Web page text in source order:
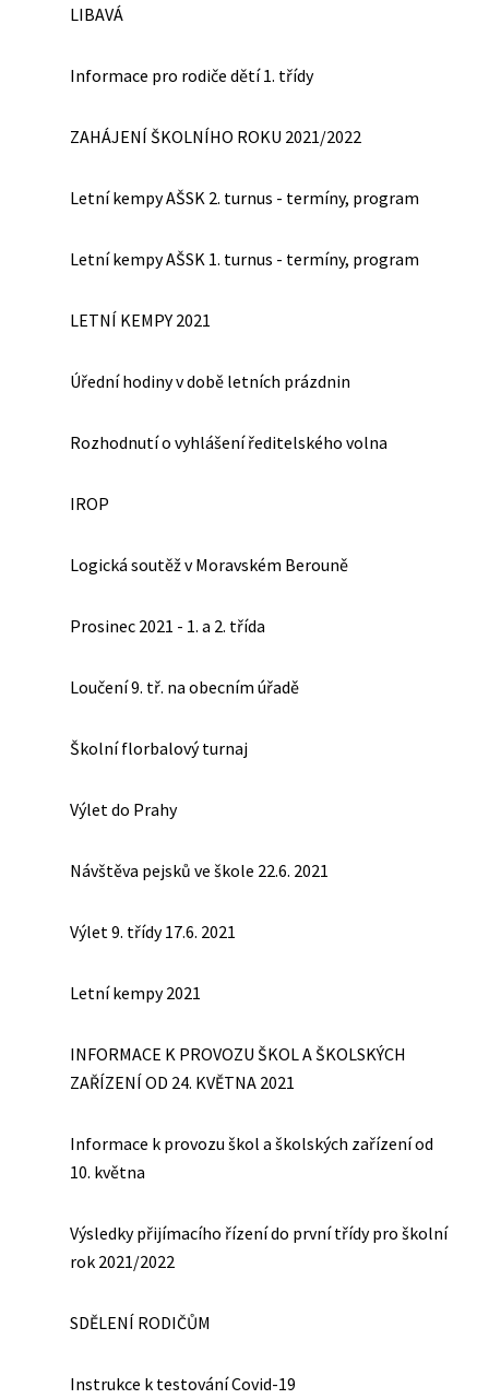
LIBAVÁ
Informace pro rodiče dětí 1. třídy
ZAHÁJENÍ ŠKOLNÍHO ROKU 2021/2022
Letní kempy AŠSK 2. turnus - termíny, program
Letní kempy AŠSK 1. turnus - termíny, program
LETNÍ KEMPY 2021
Úřední hodiny v době letních prázdnin
Rozhodnutí o vyhlášení ředitelského volna
IROP
Logická soutěž v Moravském Berouně
Prosinec 2021 - 1. a 2. třída
Loučení 9. tř. na obecním úřadě
Školní florbalový turnaj
Výlet do Prahy
Návštěva pejsků ve škole 22.6. 2021
Výlet 9. třídy 17.6. 2021
Letní kempy 2021
INFORMACE K PROVOZU ŠKOL A ŠKOLSKÝCH
ZAŘÍZENÍ OD 24. KVĚTNA 2021
Informace k provozu škol a školských zařízení od
10. května
Výsledky přijímacího řízení do první třídy pro školní
rok 2021/2022
SDĚLENÍ RODIČŮM
Instrukce k testování Covid-19